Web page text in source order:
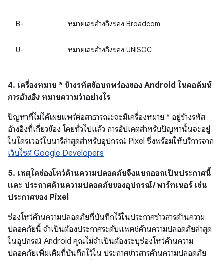
B- หมายเลขอ้างอิงของ Broadcom
U- หมายเลขอ้างอิงของ UNISOC
4. เครื่องหมาย * ข้างรหัสข้อบกพร่องของ Android ในคอลัมน์
การอ้างอิง หมายความว่าอย่างไร
ปัญหาที่ไม่ได้เผยแพร่ต่อสาธารณะจะมีเครื่องหมาย * อยู่ข้างรหัส
อ้างอิงที่เกี่ยวข้อง โดยทั่วไปแล้ว การอัปเดตสำหรับปัญหานั้นจะอยู่
ในไดรเวอร์ไบนารีล่าสุดสำหรับอุปกรณ์ Pixel ซึ่งพร้อมให้บริการจาก
เว็บไซต์ Google Developers
5. เหตุใดช่องโหว่ด้านความปลอดภัยจึงแยกออกเป็นประกาศนี้
และ ประกาศด้านความปลอดภัยของอุปกรณ์ / พาร์ทเนอร์ เช่น
ประกาศของ Pixel
ช่องโหว่ด้านความปลอดภัยที่บันทึกไว้ในประกาศข่าวสารด้านความ
ปลอดภัยนี้ จำเป็นต้องประกาศระดับแพตช์ด้านความปลอดภัยล่าสุด
ในอุปกรณ์ Android คุณไม่จำเป็นต้องระบุช่องโหว่ด้านความ
ปลอดภัยเพิ่มเติมที่บันทึกไว้ใน ประกาศข่าวสารด้านความปลอดภัย